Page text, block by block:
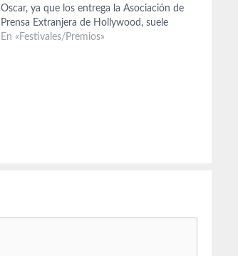
Oscar, ya que los entrega la Asociación de
Prensa Extranjera de Hollywood, suele
tener influencia sobre los miembros de la
En «Festivales/Premios»